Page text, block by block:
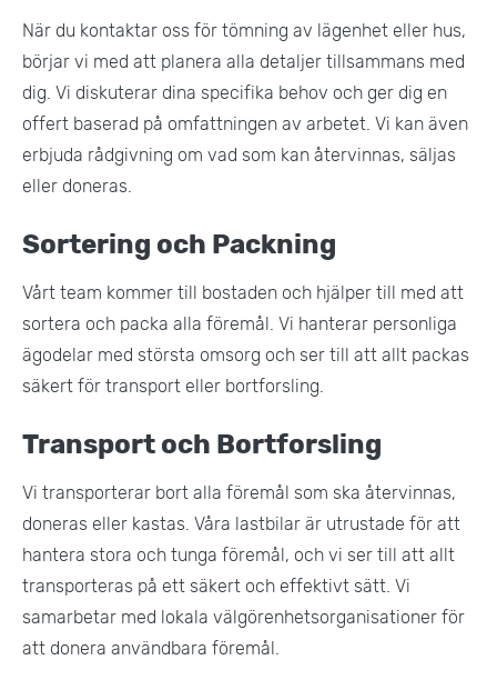
När du kontaktar oss för tömning av lägenhet eller hus,
börjar vi med att planera alla detaljer tillsammans med
dig. Vi diskuterar dina specifika behov och ger dig en
offert baserad på omfattningen av arbetet. Vi kan även
erbjuda rådgivning om vad som kan återvinnas, säljas
eller doneras.
Sortering och Packning
Vårt team kommer till bostaden och hjälper till med att
sortera och packa alla föremål. Vi hanterar personliga
ägodelar med största omsorg och ser till att allt packas
säkert för transport eller bortforsling.
Transport och Bortforsling
Vi transporterar bort alla föremål som ska återvinnas,
doneras eller kastas. Våra lastbilar är utrustade för att
hantera stora och tunga föremål, och vi ser till att allt
transporteras på ett säkert och effektivt sätt. Vi
samarbetar med lokala välgörenhetsorganisationer för
att donera användbara föremål.